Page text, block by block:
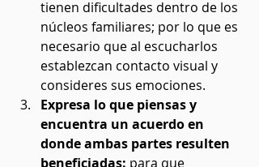
tienen dificultades dentro de los
núcleos familiares; por lo que es
necesario que al escucharlos
establezcan contacto visual y
consideres sus emociones.
Expresa lo que piensas y
encuentra un acuerdo en
donde ambas partes resulten
beneficiadas: para que